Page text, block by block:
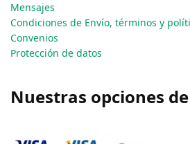
Mensajes
Condiciones de Envío, términos y
Convenios
Protección de datos
Nuestras opciones